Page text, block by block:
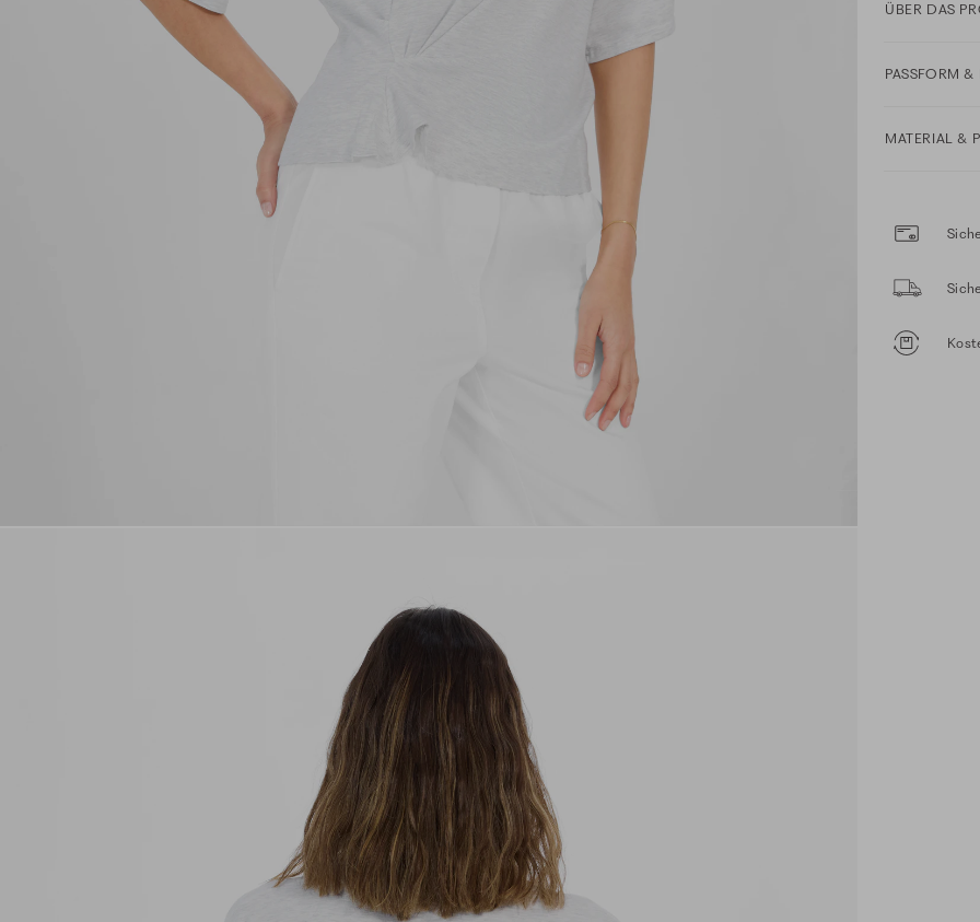
ÜBER DAS
PASSFORM &
MATERIAL &